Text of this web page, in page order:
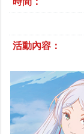
活動內容：